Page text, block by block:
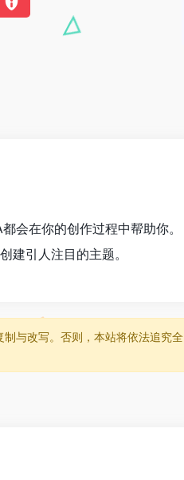
会在你的创作过程中帮助你。
建引人注目的主题。
与改写。否则，本站将依法追究全